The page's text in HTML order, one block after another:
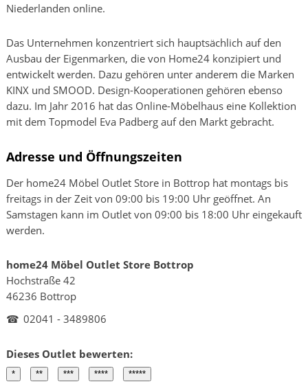
Niederlanden online.
Das Unternehmen konzentriert sich hauptsächlich auf den
Ausbau der Eigenmarken, die von Home24 konzipiert und
entwickelt werden. Dazu gehören unter anderem die Marken
KINX und SMOOD. Design-Kooperationen gehören ebenso
dazu. Im Jahr 2016 hat das Online-Möbelhaus eine Kollektion
mit dem Topmodel Eva Padberg auf den Markt gebracht.
Adresse und Öffnungszeiten
Der home24 Möbel Outlet Store in Bottrop hat montags bis
freitags in der Zeit von 09:00 bis 19:00 Uhr geöffnet. An
Samstagen kann im Outlet von 09:00 bis 18:00 Uhr eingekauft
werden.
home24 Möbel Outlet Store Bottrop
Hochstraße 42
46236 Bottrop
☎ 02041 - 3489806
Dieses Outlet bewerten: